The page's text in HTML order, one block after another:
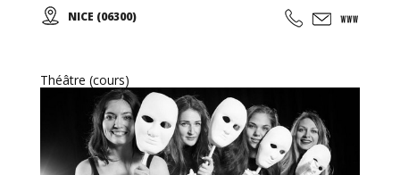
théâtre avec des pièces de théâtre classique et
contemporain...
NICE (06300)
Théâtre (cours)